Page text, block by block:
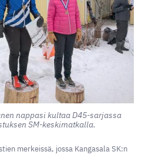
nappasi kultaa D45-sarjassa
SM-keskimatkalla.
merkeissä, jossa Kangasala SK:n